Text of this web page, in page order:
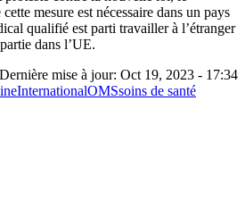
mesure est nécessaire dans un pays
qualifié est parti travailler à l’étranger
dans l’UE.
Dernière mise à jour: Oct 19, 2023 - 17:34
InternationalOMSsoins de santé